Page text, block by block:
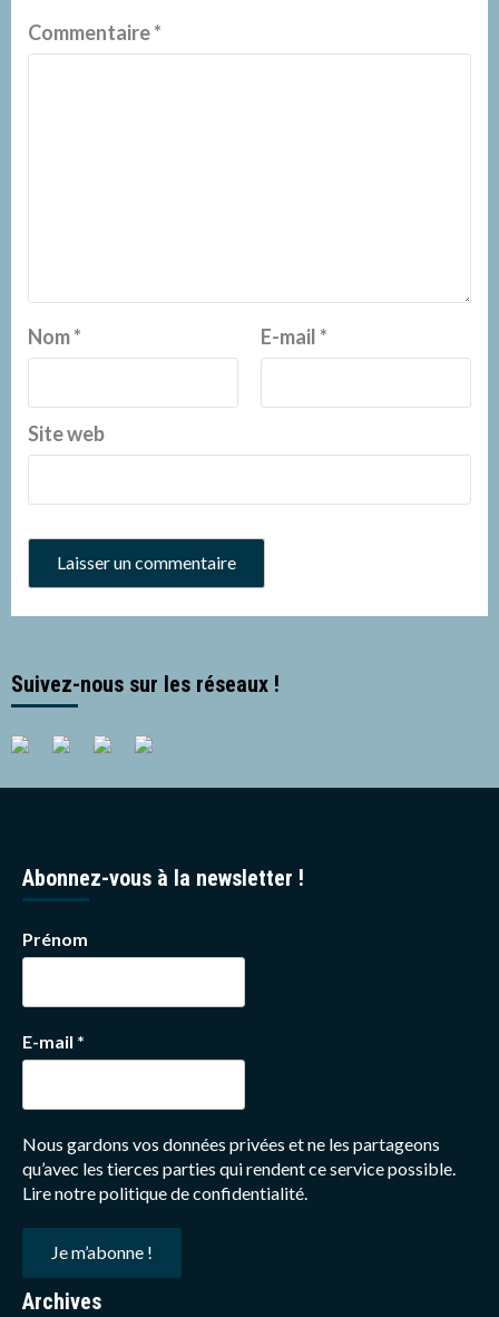
Commentaire*
Nom* E-mail*
Site web
Suivez-nous sur les réseaux !
Abonnez-vous à la newsletter !
Prénom
E-mail *
Nous gardons vos données privées et ne les partageons
qu’avec les tierces parties qui rendent ce service possible.
Lire notre politique de confidentialité.
Archives